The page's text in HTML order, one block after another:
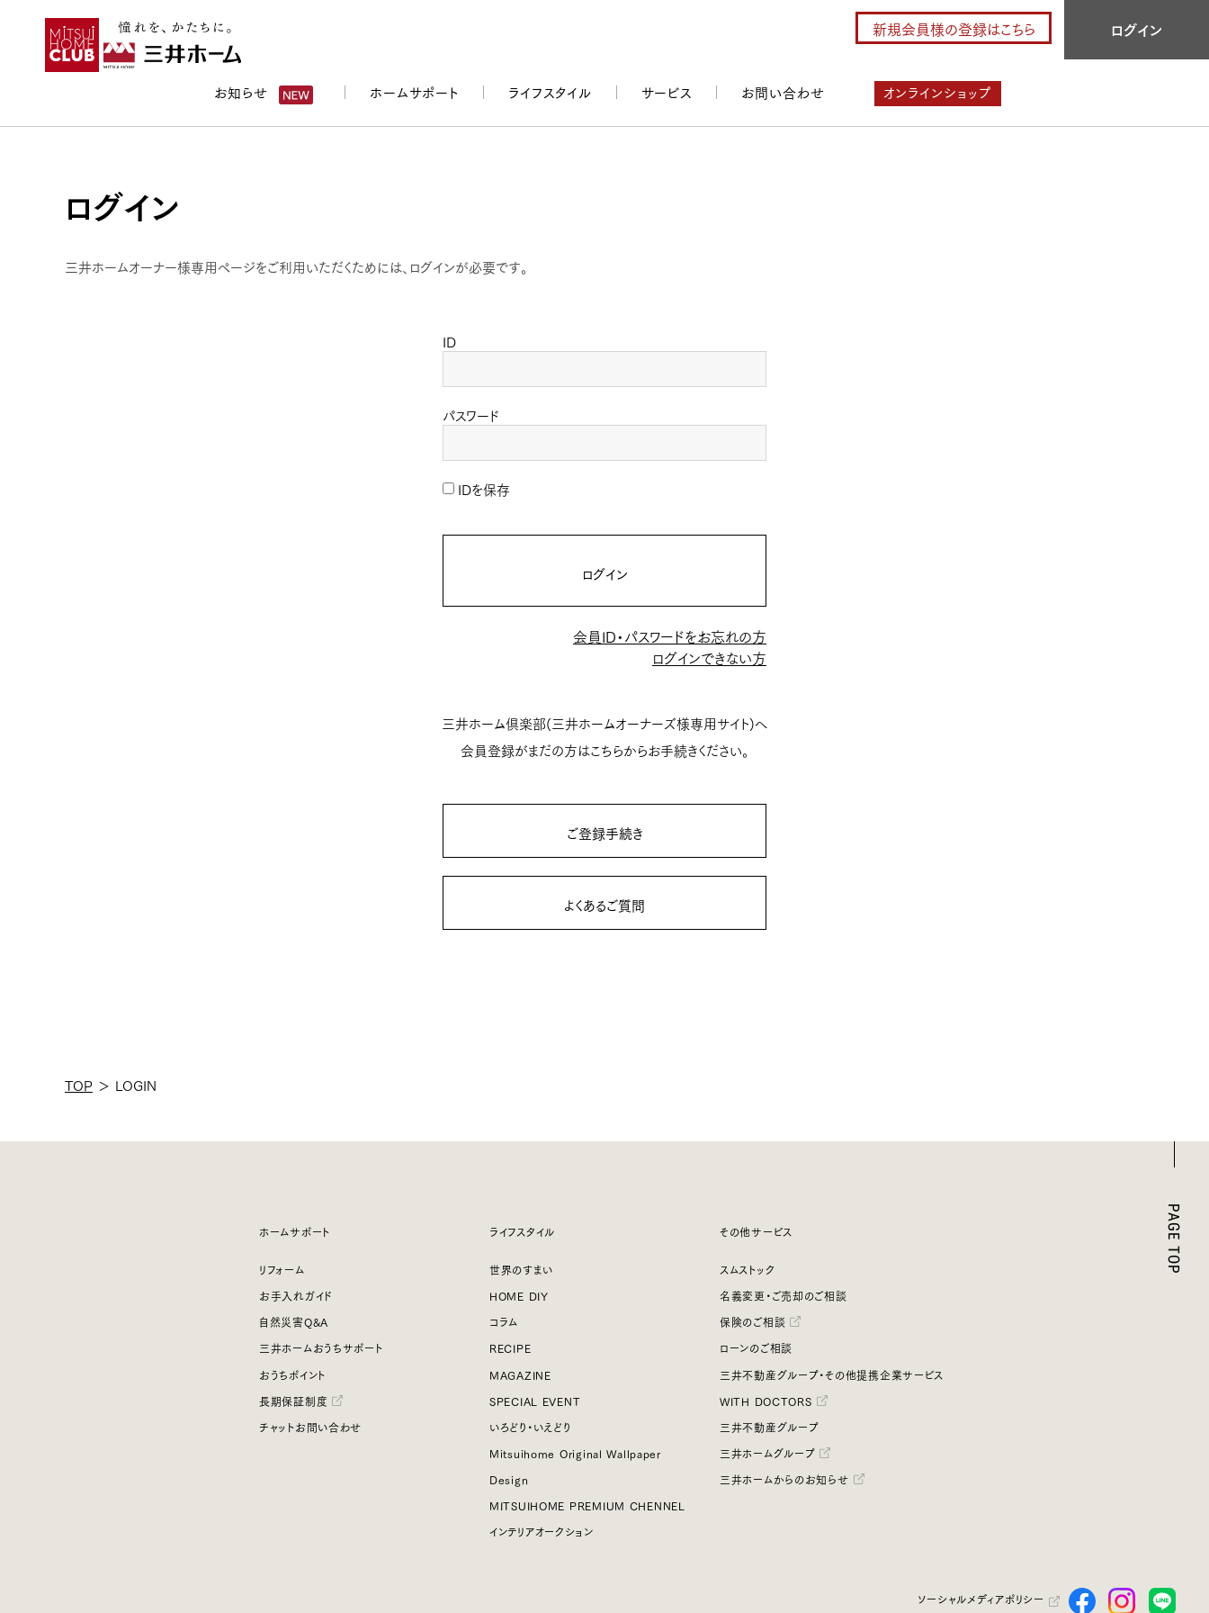
ログイン
新規会員様の登録はこちら
お知らせ ホームサポート ライフスタイル サービス お問い合わせ オンラインショップ
ログイン
三井ホームオーナー様専用ページをご利用いただくためには、ログインが必要です。
ID
パスワード
IDを保存
ログイン
会員ID・パスワードをお忘れの方
ログインできない方
三井ホーム倶楽部(三井ホームオーナーズ様専用サイト)へ
会員登録がまだの方はこちらからお手続きください。
ご登録手続き
よくあるご質問
TOP ＞ LOGIN
ホームサポート
リフォーム
お手入れガイド
自然災害Q&A
三井ホームおうちサポート
おうちポイント
長期保証制度
チャットお問い合わせ
ライフスタイル
世界のすまい
HOME DIY
コラム
RECIPE
MAGAZINE
SPECIAL EVENT
いろどり・いえどり
Mitsuihome Original Wallpaper
Design
MITSUIHOME PREMIUM CHENNEL
インテリアオークション
その他サービス
スムストック
名義変更・ご売却のご相談
保険のご相談
ローンのご相談
三井不動産グループ・その他提携企業サービス
WITH DOCTORS
三井不動産グループ
三井ホームグループ
三井ホームからのお知らせ
ソーシャルメディアポリシー